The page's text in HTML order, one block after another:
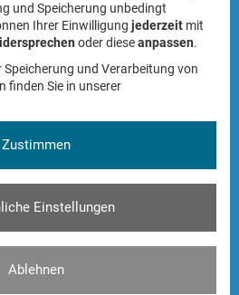
für die
neuen
des SV Boesensell
von 2.500 Euro unterstützt die
Umsetzung wird im Mai 2022
und Speicherung unbedingt
Ihrer Einwilligung jederzeit mit
oder dieseanpassen.
und Verarbeitung von
finden Sie in unserer
Zustimmen
Einstellungen
Ablehnen